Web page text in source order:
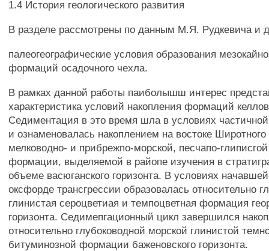
1.4 История геологического развития
В разделе рассмотрены по данным М.Я. Рудкевича и
палеогеографические условия образования
формаций осадочного чехла.
В рамках данной работы паиболышш интерес
характеристика условий накопления формаций
Седиментация в это время шла в условиях
и ознаменовалась накоплением на востоке
мелководно- и прибрежпо-морской, песчапо-
формации, выделяемой в райопе изучения в
объеме васюганского горизонта. В условиях
оксфорде трансгрессии образовалась относительно
глинистая сероцветиая и темпоцветная формация
горизонта. Седимепгационный цикл завершился
относительно глубоководной морской глинистой
битуминозной формации баженовского горизонта.